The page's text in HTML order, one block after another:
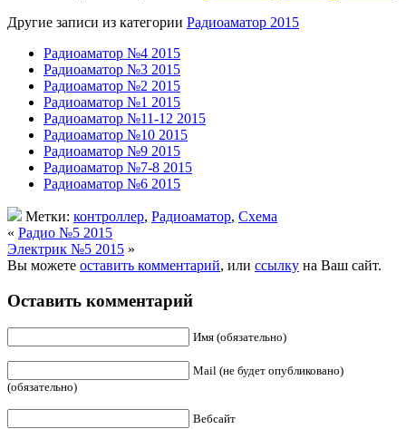
Другие записи из категории Радиоаматор 2015
Радиоаматор №4 2015
Радиоаматор №3 2015
Радиоаматор №2 2015
Радиоаматор №1 2015
Радиоаматор №11-12 2015
Радиоаматор №10 2015
Радиоаматор №9 2015
Радиоаматор №7-8 2015
Радиоаматор №6 2015
Метки: контроллер, Радиоаматор, Схема
« Радио №5 2015
Электрик №5 2015 »
Вы можете оставить комментарий, или ссылку на Ваш сайт.
Оставить комментарий
Имя (обязательно)
Mail (не будет опубликовано)
(обязательно)
Вебсайт